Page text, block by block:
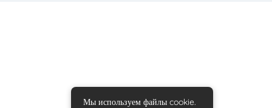
Мы используем файлы cookie.